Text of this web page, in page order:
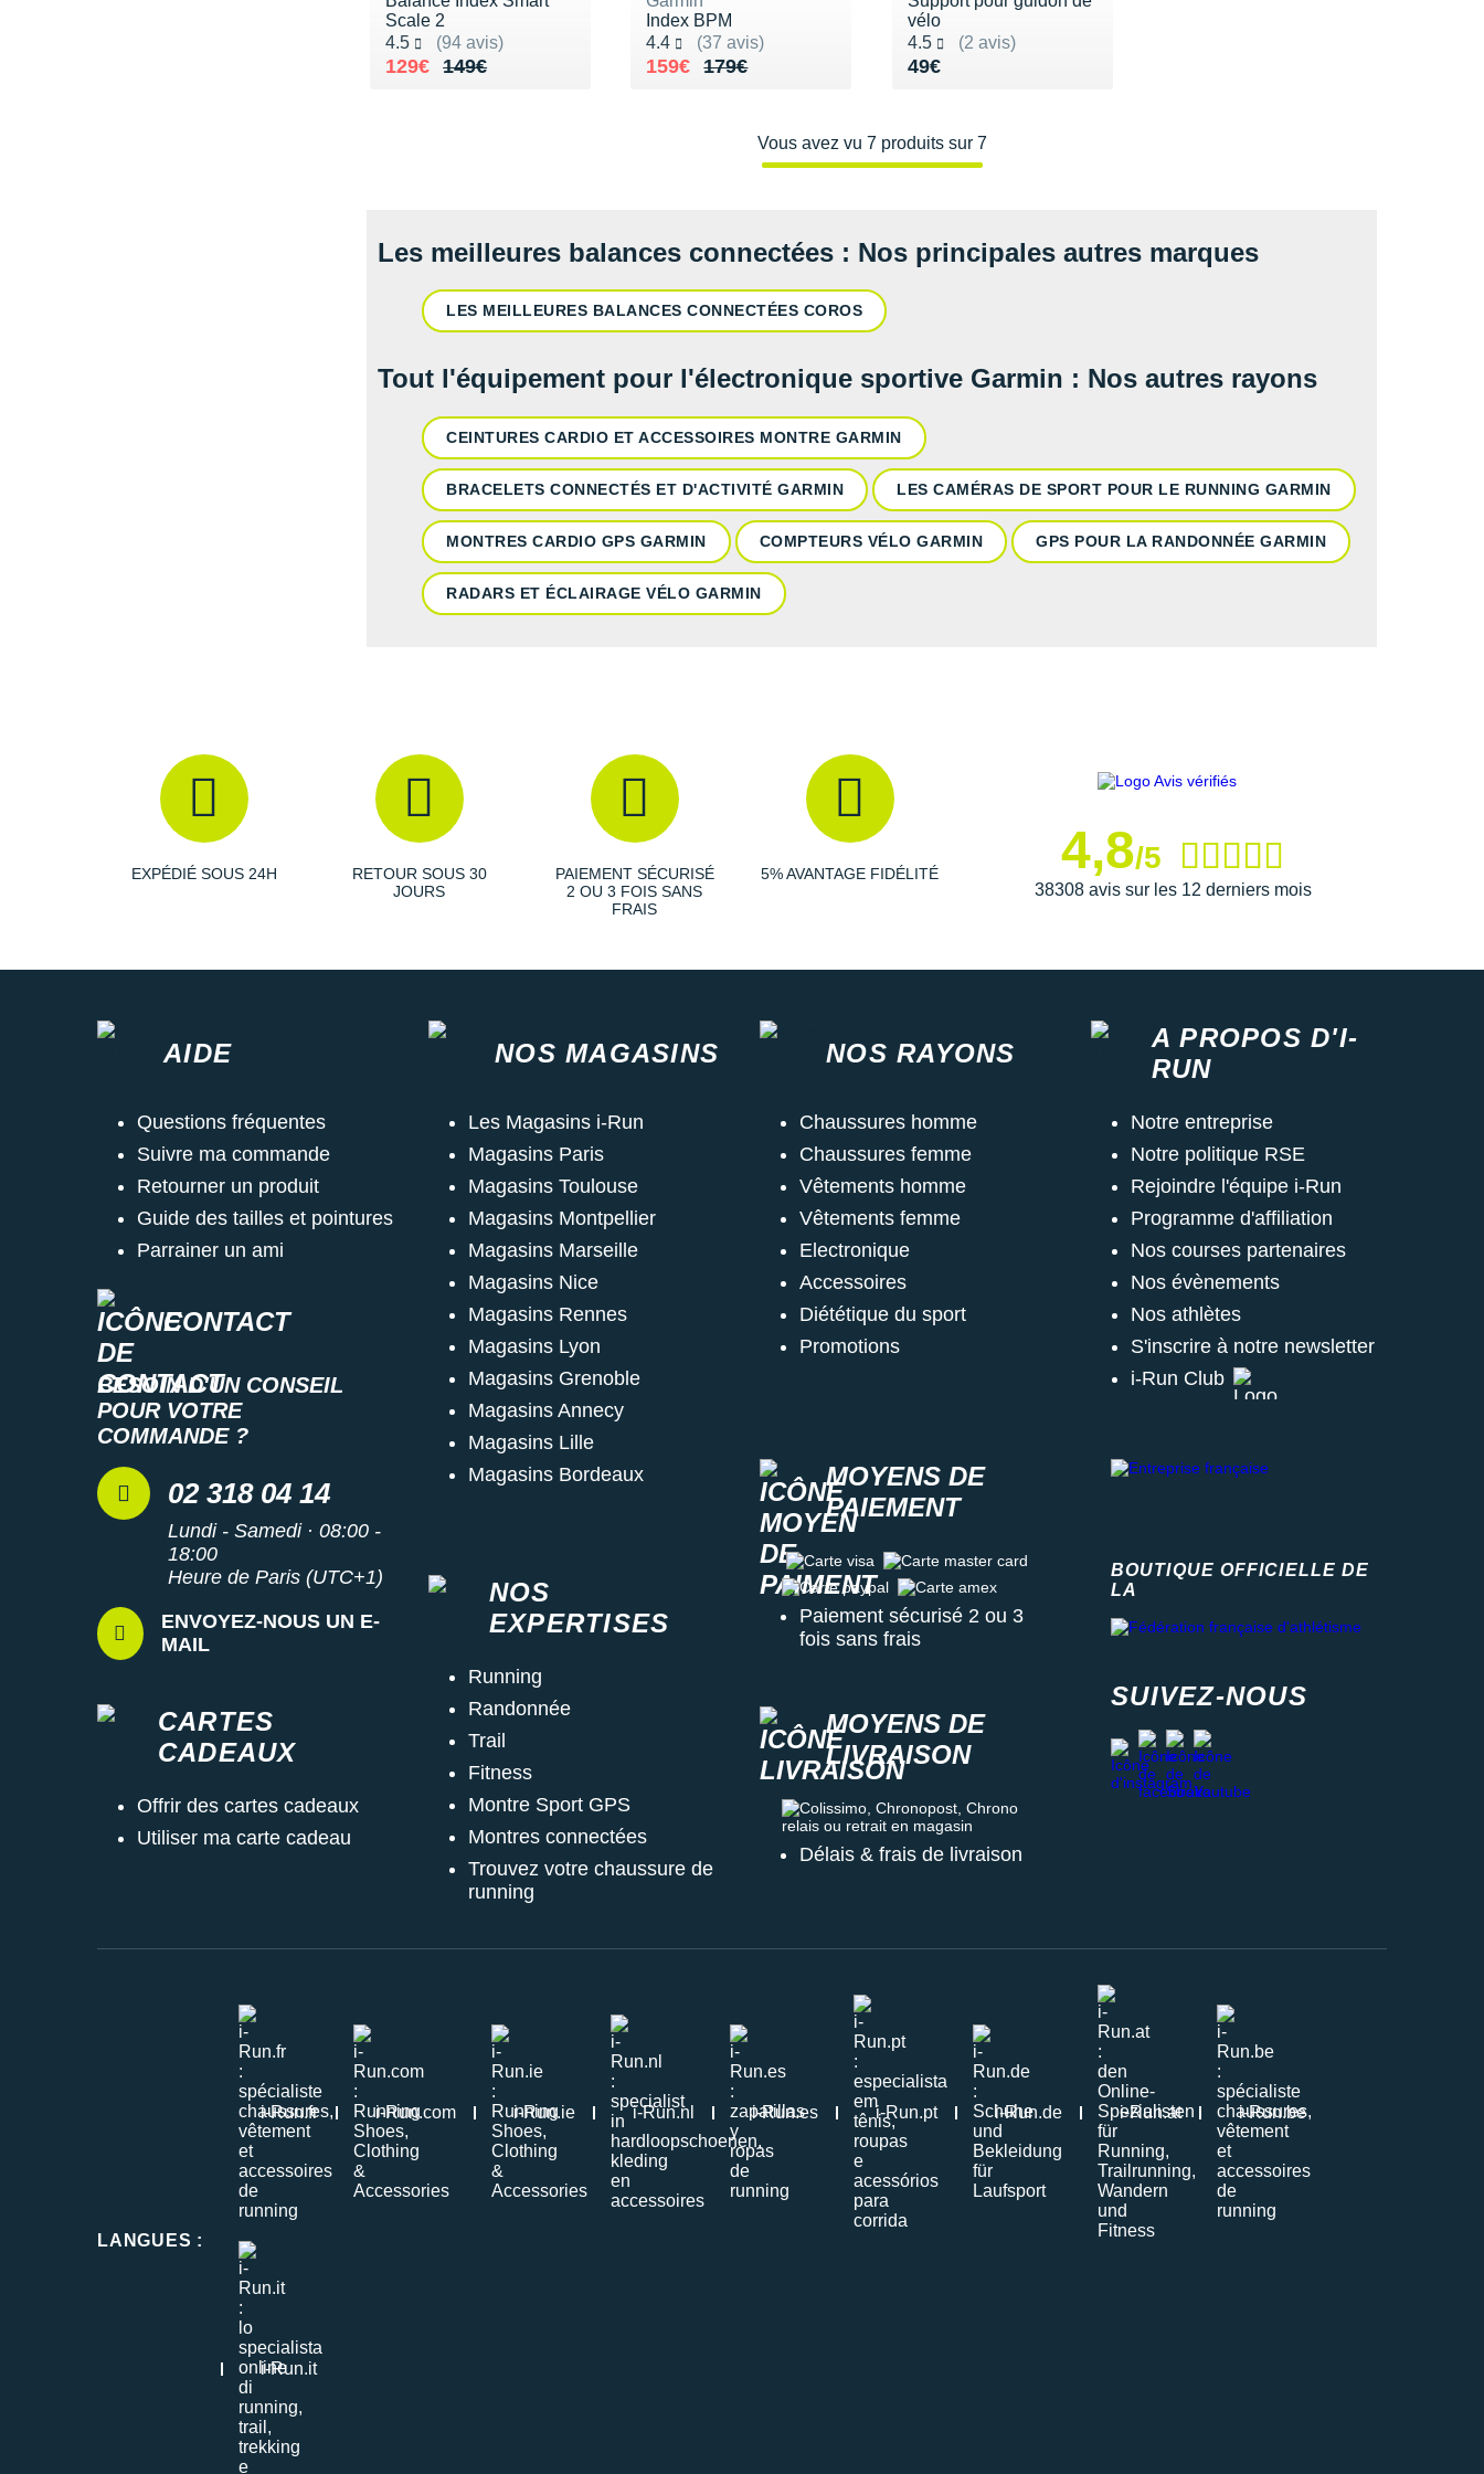
Scale 2
4.5
(94 avis)
Noté 4.5 sur 5
149€
Au lieu de 149€
129€
Vendu 129€
Index BPM
4.4
(37 avis)
Noté 4.4 sur 5
179€
Au lieu de 179€
159€
Vendu 159€
vélo
4.5
(2 avis)
Noté 4.5 sur 5
49€
Vendu 49€
Vous avez vu 7 produits sur 7
Les meilleures balances connectées : Nos principales autres marques
LES MEILLEURES BALANCES CONNECTÉES COROS
Tout l'équipement pour l'électronique sportive Garmin : Nos autres rayons
CEINTURES CARDIO ET ACCESSOIRES MONTRE GARMIN
BRACELETS CONNECTÉS ET D'ACTIVITÉ GARMIN LES CAMÉRAS DE SPORT POUR LE RUNNING GARMIN
MONTRES CARDIO GPS GARMIN COMPTEURS VÉLO GARMIN GPS POUR LA RANDONNÉE GARMIN
RADARS ET ÉCLAIRAGE VÉLO GARMIN
EXPÉDIÉ SOUS 24H
RETOUR SOUS 30
JOURS
PAIEMENT SÉCURISÉ
2 OU 3 FOIS SANS
FRAIS
5% AVANTAGE FIDÉLITÉ 4,8/5
38308 avis sur les 12 derniers mois
CONTACT
BESOIN D'UN CONSEIL
POUR VOTRE
COMMANDE ?
02 318 04 14
Lundi - Samedi · 08:00 -
18:00
Heure de Paris (UTC+1)
ENVOYEZ-NOUS UN E-
MAIL
MOYENS DE
PAIEMENT
Carte visa
Carte master card
Carte paypal
Carte amex
Paiement sécurisé 2 ou 3
fois sans frais
MOYENS DE
LIVRAISON
Colissimo, Chronopost, Chrono relais ou retrait en magasin
Délais & frais de livraison
AIDE
Questions fréquentes
Suivre ma commande
Retourner un produit
Guide des tailles et pointures
Parrainer un ami
CARTES
CADEAUX
Offrir des cartes cadeaux
Utiliser ma carte cadeau
NOS MAGASINS
Les Magasins i-Run
Magasins Paris
Magasins Toulouse
Magasins Montpellier
Magasins Marseille
Magasins Nice
Magasins Rennes
Magasins Lyon
Magasins Grenoble
Magasins Annecy
Magasins Lille
Magasins Bordeaux
NOS
EXPERTISES
Running
Randonnée
Trail
Fitness
Montre Sport GPS
Montres connectées
Trouvez votre chaussure de
running
NOS RAYONS
Chaussures homme
Chaussures femme
Vêtements homme
Vêtements femme
Electronique
Accessoires
Diététique du sport
Promotions
A PROPOS D'I-
RUN
Notre entreprise
Notre politique RSE
Rejoindre l'équipe i-Run
Programme d'affiliation
Nos courses partenaires
Nos évènements
Nos athlètes
S'inscrire à notre newsletter
i-Run Club
BOUTIQUE OFFICIELLE DE
LA
SUIVEZ-NOUS
instagram
facebook
stravayoutube
LANGUES :
i-Run.fr i-Run.com i-Run.ie i-Run.nl i-Run.es i-Run.pt i-Run.de i-Run.at i-Run.be
i-Run.it